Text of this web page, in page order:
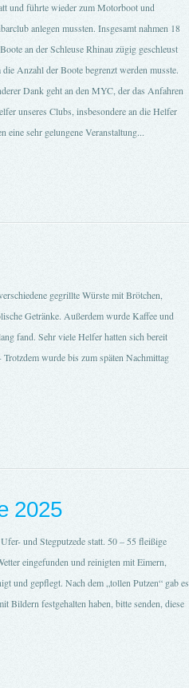
und führte wieder zum Motorboot und
anlegen mussten. Insgesamt nahmen 18
an der Schleuse Rhinau zügig geschleust
Anzahl der Boote begrenzt werden musste.
Dank geht an den MYC, der das Anfahren
unseres Clubs, insbesondere an die Helfer
eine sehr gelungene Veranstaltung...
gegrillte Würste mit Brötchen,
Getränke. Außerdem wurde Kaffee und
fand. Sehr viele Helfer hatten sich bereit
wurde bis zum späten Nachmittag
2025
und Stegputzede statt. 50 – 55 fleißige
eingefunden und reinigten mit Eimern,
und gepflegt. Nach dem „tollen Putzen“ gab es
Bildern festgehalten haben, bitte senden, diese